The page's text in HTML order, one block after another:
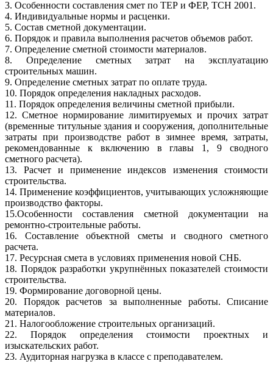
3. Особенности составления смет по ТЕР и ФЕР, ТСН 2001.
4. Индивидуальные нормы и расценки.
5. Состав сметной документации.
6. Порядок и правила выполнения расчетов объемов работ.
7. Определение сметной стоимости материалов.
8. Определение сметных затрат на эксплуатацию
строительных машин.
9. Определение сметных затрат по оплате труда.
10. Порядок определения накладных расходов.
11. Порядок определения величины сметной прибыли.
12. Сметное нормирование лимитируемых и прочих затрат
(временные титульные здания и сооружения, дополнительные
затраты при производстве работ в зимнее время, затраты,
рекомендованные к включению в главы 1, 9 сводного
сметного расчета).
13. Расчет и применение индексов изменения стоимости
строительства.
14. Применение коэффициентов, учитывающих усложняющие
производство факторы.
15.Особенности составления сметной документации на
ремонтно-строительные работы.
16. Составление объектной сметы и сводного сметного
расчета.
17. Ресурсная смета в условиях применения новой СНБ.
18. Порядок разработки укрупнённых показателей стоимости
строительства.
19. Формирование договорной цены.
20. Порядок расчетов за выполненные работы. Списание
материалов.
21. Налогообложение строительных организаций.
22. Порядок определения стоимости проектных и
изыскательских работ.
23. Аудиторная нагрузка в классе с преподавателем.